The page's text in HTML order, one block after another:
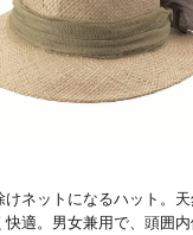
けネットになるハット。
適。男女兼用で、頭囲